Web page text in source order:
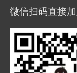
微信扫码直接加